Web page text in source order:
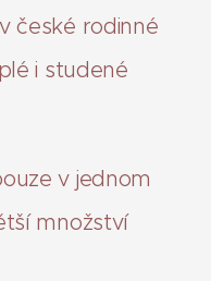
české rodinné
i studené
v jednom
množství